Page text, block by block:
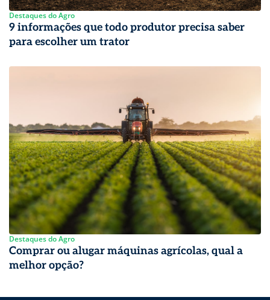
Destaques do Agro
9 informações que todo produtor precisa saber
para escolher um trator
Destaques do Agro
Comprar ou alugar máquinas agrícolas, qual a
melhor opção?